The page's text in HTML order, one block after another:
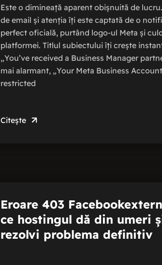
Este o dimineață aparent obișnuită de
de email și atenția îți este captată de o
perfect oficială, purtând logo-ul Meta și
platformei. Titlul subiectului îți crește
„You’ve received a Business Manager
mai alarmant, „Your Meta Business
restricted
Citește
Eroare 403
ce hostingul dă din umeri
rezolvi problema definitiv